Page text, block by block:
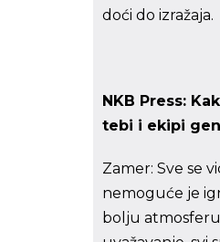
doći do izražaja.
NKB Press:
tebi i ekipi
Zamer: Sve se
nemoguće je
bolju